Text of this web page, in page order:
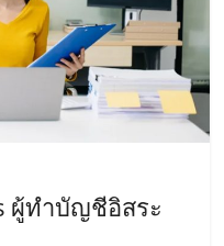
ผู้ทำบัญชีอิสระ